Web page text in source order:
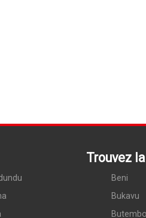
Trouvez
Beni
Bukavu
Butembo